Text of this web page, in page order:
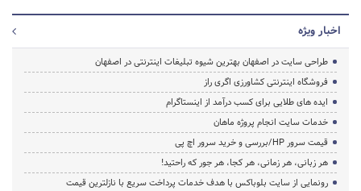
اخبار ویژه
طراحی سایت در اصفهان بهترین شیوه تبلیغات اینترنتی در اصفهان
فروشگاه اینترنتی کشاورزی اگری راز
ایده های طلایی برای کسب درآمد از اینستاگرام
خدمات سایت انجام پروژه ماهان
قیمت سرور HP/بررسی و خرید سرور اچ پی
هر زبانی، هر زمانی، هر کجا، هر جور که راحتید!
رونمایی از سایت بلوباکس با هدف خدمات پرداخت سریع با نازلترین قیمت